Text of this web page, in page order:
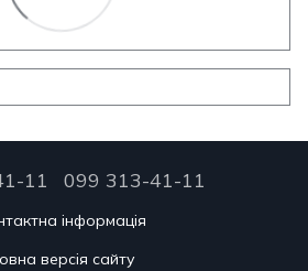
11 099 313-41-11
інформація
версія сайту